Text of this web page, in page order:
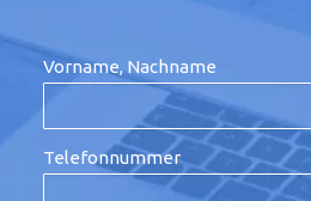
Vorname, Nachname
Telefonnummer